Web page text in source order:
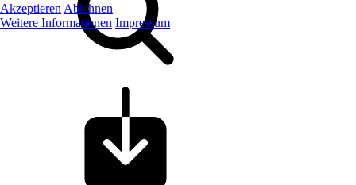
Akzeptieren Ablehnen
Weitere Informationen Impressum